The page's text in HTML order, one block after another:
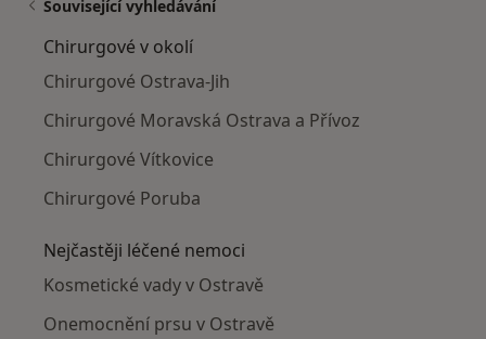
Související vyhledávání
Chirurgové v okolí
Chirurgové Ostrava-Jih
Chirurgové Moravská Ostrava a Přívoz
Chirurgové Vítkovice
Chirurgové Poruba
Nejčastěji léčené nemoci
Kosmetické vady v Ostravě
Onemocnění prsu v Ostravě